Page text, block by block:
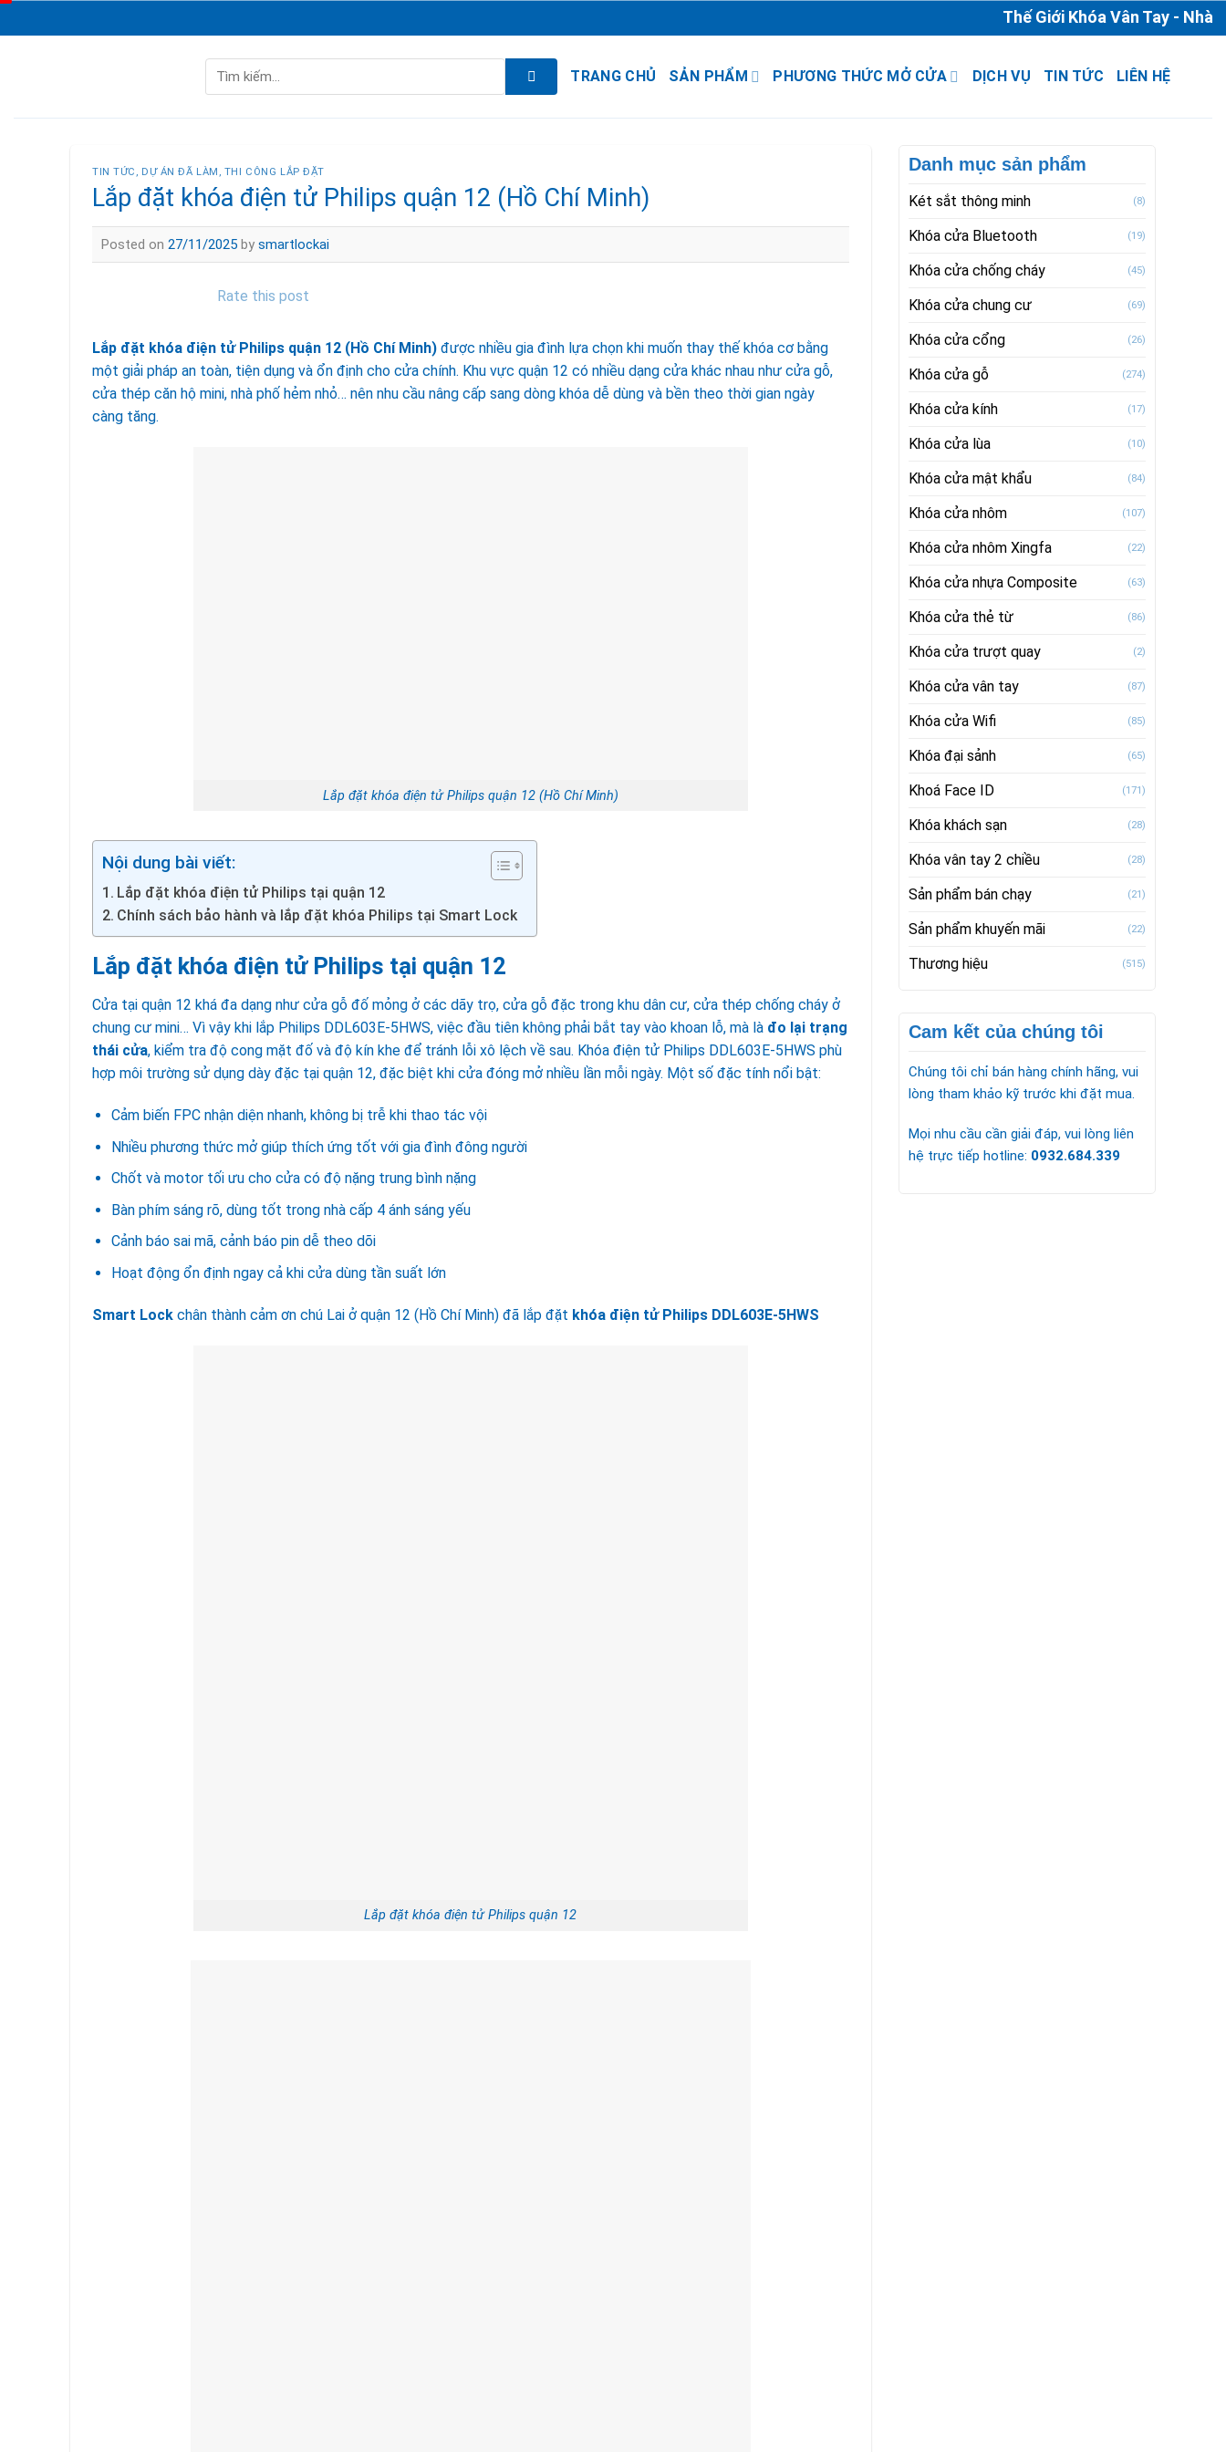
to
Thế Giới Khóa Vân Tay - Nhà
kiếm:
TRANG CHỦ SẢN PHẨM PHƯƠNG THỨC MỞ CỬA DỊCH VỤ TIN TỨC LIÊN HỆ
TIN TỨC , DỰ ÁN ĐÃ LÀM , THI CÔNG LẮP ĐẶT
Lắp đặt khóa điện tử Philips quận 12 (Hồ Chí Minh)
Posted on 27/11/2025 by smartlockai
Rate this post
Lắp đặt khóa điện tử Philips quận 12 (Hồ Chí Minh) được nhiều gia đình lựa chọn khi muốn thay thế khóa cơ bằng
một giải pháp an toàn, tiện dụng và ổn định cho cửa chính. Khu vực quận 12 có nhiều dạng cửa khác nhau như cửa gỗ,
cửa thép căn hộ mini, nhà phố hẻm nhỏ… nên nhu cầu nâng cấp sang dòng khóa dễ dùng và bền theo thời gian ngày
càng tăng.
Lắp đặt khóa điện tử Philips quận 12 (Hồ Chí Minh)
Nội dung bài viết:
Lắp đặt khóa điện tử Philips tại quận 12
Chính sách bảo hành và lắp đặt khóa Philips tại Smart Lock
Lắp đặt khóa điện tử Philips tại quận 12
Cửa tại quận 12 khá đa dạng như cửa gỗ đố mỏng ở các dãy trọ, cửa gỗ đặc trong khu dân cư, cửa thép chống cháy ở
chung cư mini… Vì vậy khi lắp Philips DDL603E-5HWS, việc đầu tiên không phải bắt tay vào khoan lỗ, mà là đo lại trạng
thái cửa, kiểm tra độ cong mặt đố và độ kín khe để tránh lỗi xô lệch về sau. Khóa điện tử Philips DDL603E-5HWS phù
hợp môi trường sử dụng dày đặc tại quận 12, đặc biệt khi cửa đóng mở nhiều lần mỗi ngày. Một số đặc tính nổi bật:
Cảm biến FPC nhận diện nhanh, không bị trễ khi thao tác vội
Nhiều phương thức mở giúp thích ứng tốt với gia đình đông người
Chốt và motor tối ưu cho cửa có độ nặng trung bình nặng
Bàn phím sáng rõ, dùng tốt trong nhà cấp 4 ánh sáng yếu
Cảnh báo sai mã, cảnh báo pin dễ theo dõi
Hoạt động ổn định ngay cả khi cửa dùng tần suất lớn
Smart Lock chân thành cảm ơn chú Lai ở quận 12 (Hồ Chí Minh) đã lắp đặt khóa điện tử Philips DDL603E-5HWS
Lắp đặt khóa điện tử Philips quận 12
Danh mục sản phẩm
Két sắt thông minh (8)
Khóa cửa Bluetooth (19)
Khóa cửa chống cháy (45)
Khóa cửa chung cư (69)
Khóa cửa cổng (26)
Khóa cửa gỗ (274)
Khóa cửa kính (17)
Khóa cửa lùa (10)
Khóa cửa mật khẩu (84)
Khóa cửa nhôm (107)
Khóa cửa nhôm Xingfa (22)
Khóa cửa nhựa Composite (63)
Khóa cửa thẻ từ (86)
Khóa cửa trượt quay (2)
Khóa cửa vân tay (87)
Khóa cửa Wifi (85)
Khóa đại sảnh (65)
Khoá Face ID (171)
Khóa khách sạn (28)
Khóa vân tay 2 chiều (28)
Sản phẩm bán chạy (21)
Sản phẩm khuyến mãi (22)
Thương hiệu (515)
Cam kết của chúng tôi
Chúng tôi chỉ bán hàng chính hãng, vui
lòng tham khảo kỹ trước khi đặt mua.
Mọi nhu cầu cần giải đáp, vui lòng liên
hệ trực tiếp hotline: 0932.684.339